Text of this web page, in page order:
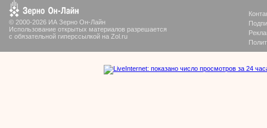
© 2000-2026 ИА Зерно Он-Лайн
Использование открытых материалов разрешается
с обязательной гиперссылкой на Zol.ru